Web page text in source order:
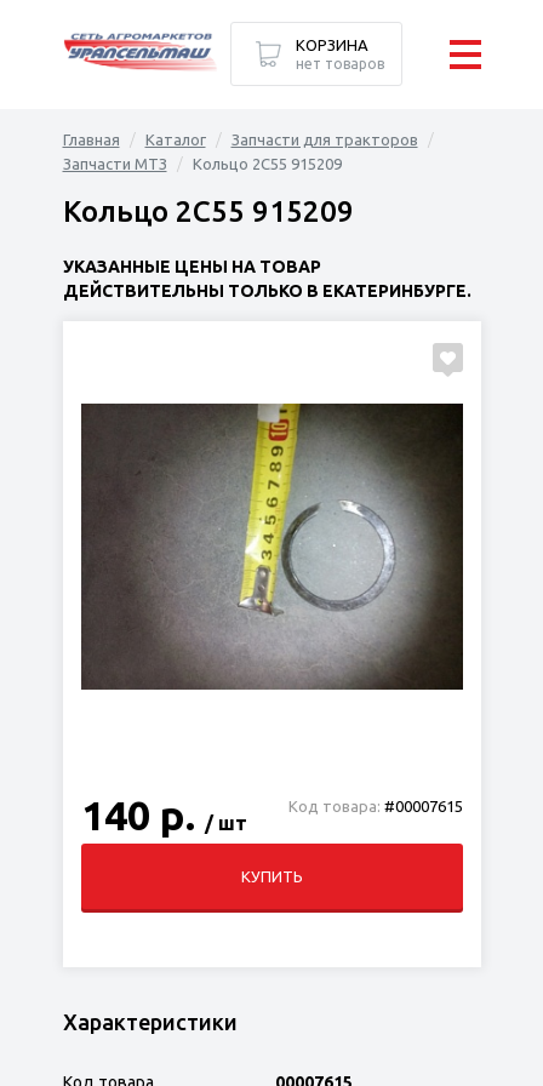
Главная Каталог
Запчасти для тракторов
Запчасти МТЗ
Кольцо 2С55 915209
Кольцо 2С55 915209
УКАЗАННЫЕ ЦЕНЫ НА ТОВАР
ДЕЙСТВИТЕЛЬНЫ ТОЛЬКО В ЕКАТЕРИНБУРГЕ.
Код товара: #00007615
140 р. / шт
КУПИТЬ
Характеристики
КОРЗИНА
нет товаров